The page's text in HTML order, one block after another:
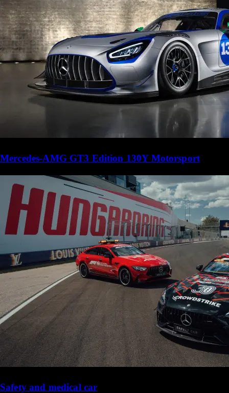
Mercedes-AMG GT3 Edition 130Y Motorsport
Safety and medical car